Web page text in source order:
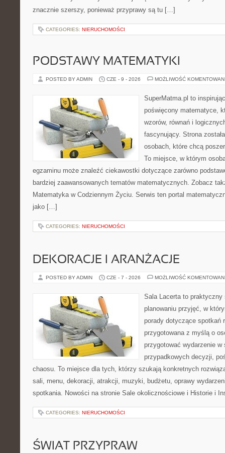
znacznie szerszy, ponieważ przyprawy są tu […]
CATEGORIES: NIERUCHOMOŚCI
PODSTAWY MATEMATYKI
POSTED BY ADMIN CZE - 9 - 2026 MOŻLIWOŚĆ
SuperMatma.pl to
poświęcony matematyce,
wzorów, równań i
fascynujący. Strona
osobach, które chcą
To miejsce, w którym
egzaminu może znaleźć ciekawostki dotyczące zarówno
bardziej zaawansowanych tematów matematycznych. Zobacz
Matematyka w Codziennym Życiu. Serwis ten portal
jako […]
CATEGORIES: NIERUCHOMOŚCI
DEKORACJE I ARANŻACJE
POSTED BY ADMIN CZE - 7 - 2026 MOŻLIWOŚĆ
Sala Lacerta to praktyczny
planowaniu przyjęć, w
porady dotyczące spotkań
przygotowana z myślą o
przygotować wydarzenie
przypadkowych decyzji,
chaosu. To miejsce dla tych, którzy szukają konkretnych
sali, menu, dekoracji, atrakcji, muzyki, budżetu, oprawy
spotkania. Nowości na stronie Sale okolicznościowe i Historie i
CATEGORIES: NIERUCHOMOŚCI
ŚWIAT PRZYPRAW